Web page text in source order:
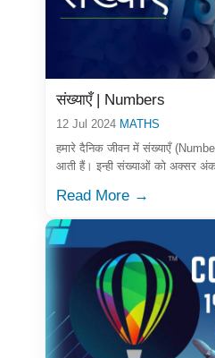
संख्याएँ | Numbers
12 Jul 2024 MATHS
हमारे दैनिक जीवन में संख्याएँ
आती हैं। इन्ही संख्याओं को अक्सर
Read More →